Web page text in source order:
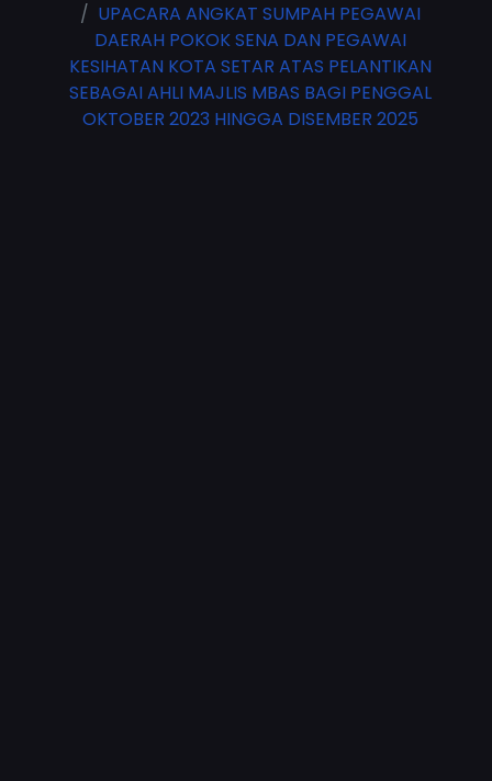
UPACARA ANGKAT SUMPAH PEGAWAI
DAERAH POKOK SENA DAN PEGAWAI
KESIHATAN KOTA SETAR ATAS PELANTIKAN
SEBAGAI AHLI MAJLIS MBAS BAGI PENGGAL
OKTOBER 2023 HINGGA DISEMBER 2025